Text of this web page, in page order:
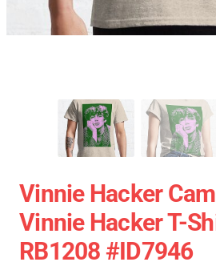
Vinnie Hacker
Vinnie Hacker T-
RB1208 #ID7946